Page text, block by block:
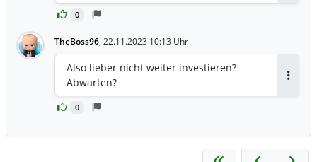
0
TheBoss96, 22.11.2023 10:13 Uhr
0
Also lieber nicht weiter investieren?
Abwarten?